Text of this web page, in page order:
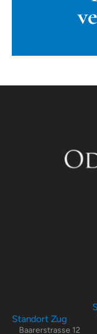
Standort Zug
Baarerstrasse 12